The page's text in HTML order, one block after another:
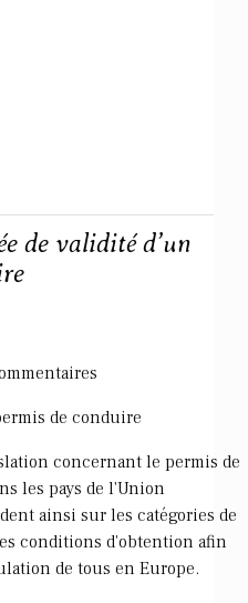
de validité d’un
de conduire
concernant le permis de
les pays de l'Union
ainsi sur les catégories de
conditions d'obtention afin
de tous en Europe.